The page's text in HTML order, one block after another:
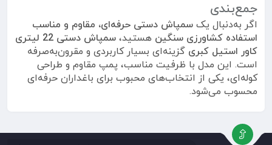
جمع‌بندی
اگر به‌دنبال یک سمپاش دستی حرفه‌ای، مقاوم و مناسب
استفاده کشاورزی سنگین هستید،
سمپاش دستی 22 لیتری
کاور استیل کبری گزینه‌ای بسیار کاربردی و مقرون‌به‌صرفه
است. این مدل با ظرفیت مناسب، پمپ مقاوم و طراحی
کوله‌ای، یکی از انتخاب‌های محبوب برای باغداران حرفه‌ای
محسوب می‌شود.